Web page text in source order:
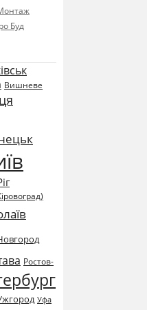
Буд
Вишневе
Ростов-
Уфа